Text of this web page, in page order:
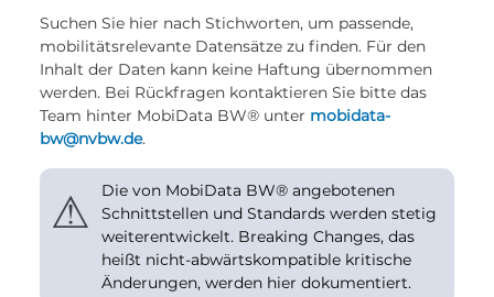
Suchen Sie hier nach Stichworten, um passende,
mobilitätsrelevante Datensätze zu finden. Für den
Inhalt der Daten kann keine Haftung übernommen
werden. Bei Rückfragen kontaktieren Sie bitte das
Team hinter MobiData BW® unter mobidata-
bw@nvbw.de.
⚠
Die von MobiData BW® angebotenen
Schnittstellen und Standards werden stetig
weiterentwickelt. Breaking Changes, das
heißt nicht-abwärtskompatible kritische
Änderungen, werden hier dokumentiert.